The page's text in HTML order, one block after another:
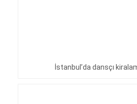
İstanbul’da dansçı